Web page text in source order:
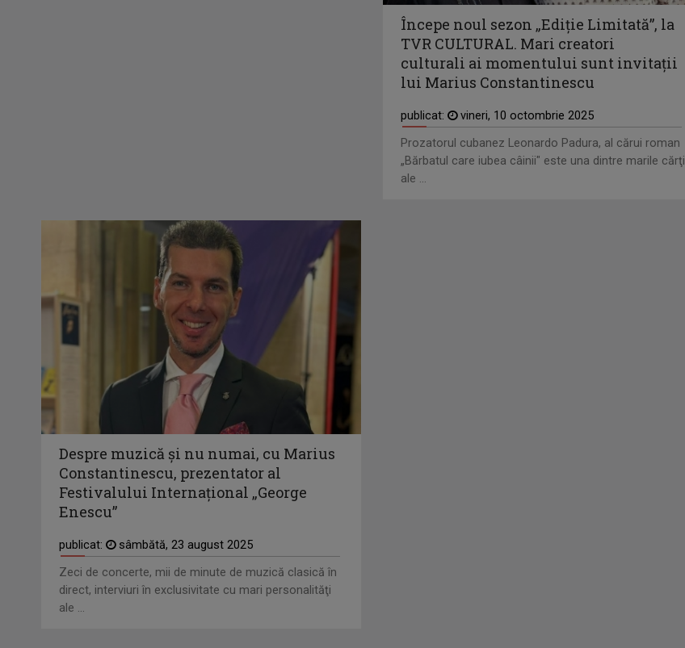
Începe noul sezon „Ediţie Limitată”, la
TVR CULTURAL. Mari creatori
culturali ai momentului sunt invitaţii
lui Marius Constantinescu
publicat:
vineri, 10 octombrie 2025
Prozatorul cubanez Leonardo Padura, al cărui roman
„Bărbatul care iubea câinii" este una dintre marile cărţi
ale ...
Despre muzică şi nu numai, cu Marius
Constantinescu, prezentator al
Festivalului Internaţional „George
Enescu”
publicat:
sâmbătă, 23 august 2025
Zeci de concerte, mii de minute de muzică clasică în
direct, interviuri în exclusivitate cu mari personalităţi
ale ...